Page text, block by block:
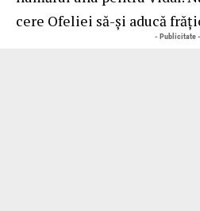
cere Ofeliei să-și aducă
- Publicitate -